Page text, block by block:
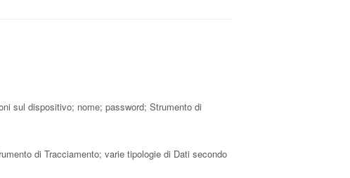
sul dispositivo; nome; password; Strumento di
di Tracciamento; varie tipologie di Dati secondo